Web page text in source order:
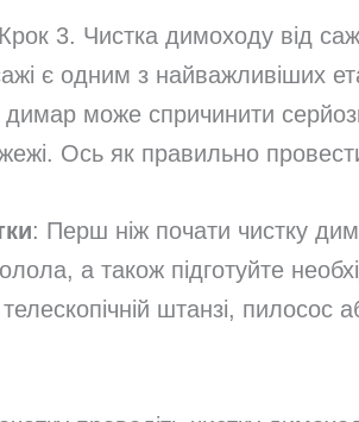
Крок 3. Чистка димоходу від
є одним з найважливіших
може спричинити
Ось як правильно
: Перш ніж почати чистку
а також підготуйте
штанзі, пилосос